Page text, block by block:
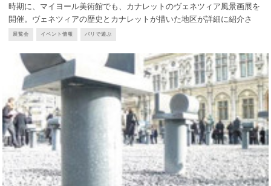
時期に、マイヨール美術館でも、カナレットのヴェネツィア風景画展を
開催。ヴェネツィアの歴史とカナレットが描いた地区が詳細に紹介さ
れ、同じ場所を描いたカナレットの数点が展示されている、ヴェネツィ
...
展覧会 イベント情報 パリで遊ぶ